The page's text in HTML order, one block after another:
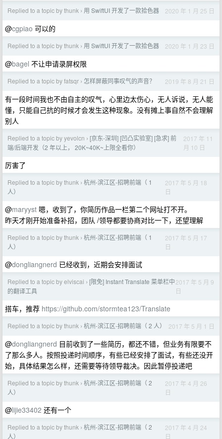
Replied to a topic by thunk › 用 SwiftUI 开发了一款拾色器 2020 年 1 月 25 日
@cgpiao 可以的
Replied to a topic by thunk › 用 SwiftUI 开发了一款拾色器 2020 年 1 月 23 日
@bagel 不让申请录屏权限
Replied to a topic by fatsqr › 怎样屏蔽同事叹气的声音？ 2019 年 8 月 21 日
有一段时间我也不由自主的叹气，心里边太伤心，无人诉说，无人能
懂，只能自己抗的时候才会发生这种现象。没有摊上事自然不会理解
别人
Replied to a topic by yevolcn › [京东-深圳] [凹凸实验室] [急求] 前
端/后端开发（2 年以上， 20K~40K~上限全看你）
2017 年 11
月 10 日
厉害了
Replied to a topic by thunk › 杭州-滨江区-招聘前端（ 1
人）
2017 年 5 月 18
日
@maryyst 嗯，收到了，你简历作品一栏第二个网址打不开。
昨天才刚开始准备补招，团队 /领导都要协商对比一下，还望理解
Replied to a topic by thunk › 杭州-滨江区-招聘前端（ 1
人）
2017 年 5 月 17
日
@dongliangnerd 已经收到，近期会安排面试
Replied to a topic by elviscai › [限免] Instant Translate 菜单栏中
的翻译工具
2017 年 5 月 9
日
搭车，推荐 https://github.com/stormtea123/Translate
Replied to a topic by thunk › 杭州-滨江区-招聘前端（ 2 人） 2017 年 5 月 1 日
@dongliangnerd 目前收到了一些简历，都还不错，但业务有限要不
了那么多人。按照投递时间顺序，有些已经安排了面试，有些还没开
始，具体结果怎么样，还需要等待领导裁决。因此暂停投递吧
Replied to a topic by thunk › 杭州-滨江区-招聘前端（ 2
人）
2017 年 4 月 26
日
@lijie33402 还有一个
Replied to a topic by thunk › 杭州-滨江区-招聘前端（ 2
人）
2017 年 4 月 24
日